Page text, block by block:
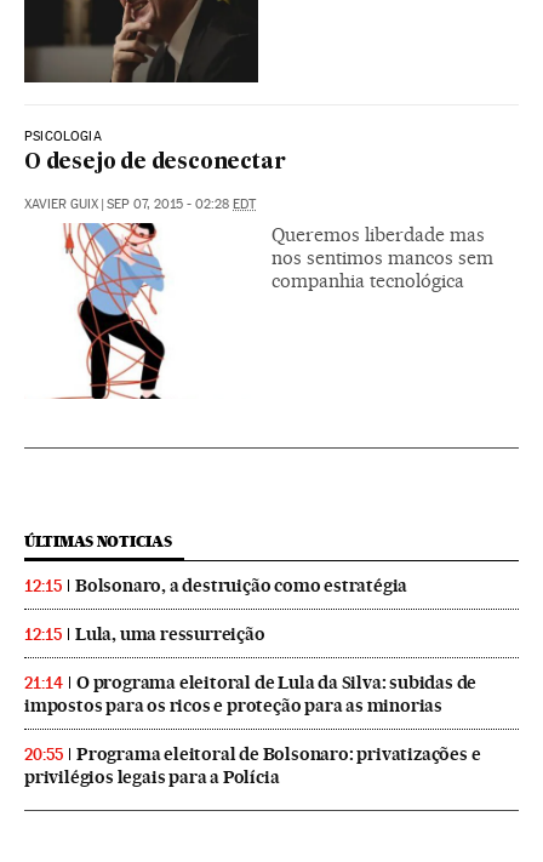
PSICOLOGIA
O desejo de desconectar
XAVIER GUIX | SEP 07, 2015 - 02:28 EDT
Queremos liberdade mas
nos sentimos mancos sem
companhia tecnológica
ÚLTIMAS NOTICIAS
12:15 Bolsonaro, a destruição como estratégia
12:15 Lula, uma ressurreição
21:14
O programa eleitoral de Lula da Silva: subidas de
impostos para os ricos e proteção para as minorias
20:55
Programa eleitoral de Bolsonaro: privatizações e
privilégios legais para a Polícia